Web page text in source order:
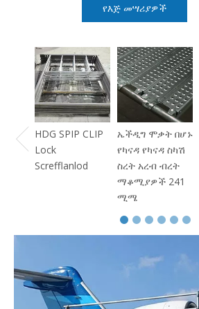
የእጅ መሣሪያዎች
HDG SPIP CLIP
Lock
Screfflanlod
ኤችዲግ ሞቃት በሆኑ
የካናዳ የካናዳ ስካሽ
ስረት አረብ ብረት
ማቆሚያዎች 241
ሚሜ